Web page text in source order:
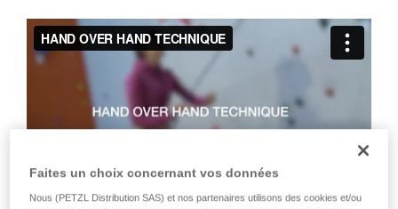
de la reproduire en autonomie.
Nous donnons des exemples de techniques
liées à votre activité. Il peut en exister d’autres
que nous ne décrivons pas ici.
Faites un choix concernant vos données
Nous (PETZL Distribution SAS) et nos partenaires utilisons des cookies et/ou